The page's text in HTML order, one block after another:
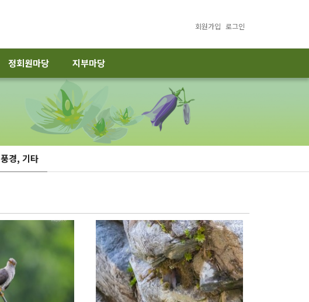
회원가입 로그인
정회원마당 지부마당
풍경, 기타